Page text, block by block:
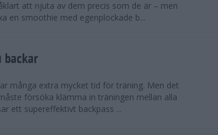
att njuta av dem precis som de är – men
en smoothie med egenplockade b...
backar
många extra mycket tid för träning. Men det
försöka klämma in träningen mellan alla
ett supereffektivt backpass ...